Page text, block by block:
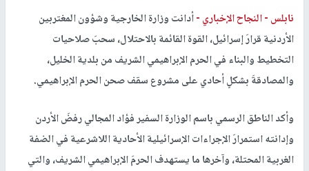
نابلس -النجاح الإخباري -أدانت وزارة الخارجية وشؤون المغتربين
الأردنية قرارَ إسرائيل، القوة القائمة بالاحتلال، سحبَ صلاحيات
التخطيط والبناء في الحرم الإبراهيمي الشريف من بلدية الخليل،
والمصادقةَ بشكلٍ أحادي على مشروع سقف صحن الحرم الإبراهيمي.
وأكد الناطق الرسمي باسم الوزارة السفير فؤاد المجالي رفضَ الأردن
وإدانته استمرارَ الإجراءات الإسرائيلية الأحادية اللاشرعية في الضفة
الغربية المحتلة، وآخرها ما يستهدف الحرمَ الإبراهيمي الشريف، والتي